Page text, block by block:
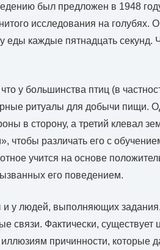
был предложен в 1948
исследования на голубях.
каждые пятнадцать секунд.
у большинства птиц (в
ритуалы для добычи пищи.
в сторону, а третий клевал
чтобы различать его с
учится на основе
его поведением.
у людей, выполняющих
связи. Фактически, существует
причинности, которые